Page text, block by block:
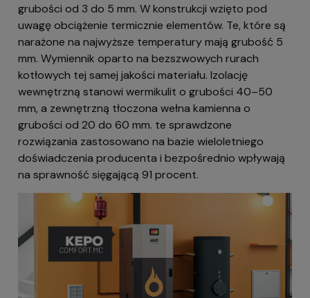
grubości od 3 do 5 mm. W konstrukcji wzięto pod
uwagę obciążenie termicznie elementów. Te, które są
narażone na najwyższe temperatury mają grubość 5
mm. Wymiennik oparto na bezszwowych rurach
kotłowych tej samej jakości materiału. Izolację
wewnętrzną stanowi wermikulit o grubości 40–50
mm, a zewnętrzną tłoczona wełna kamienna o
grubości od 20 do 60 mm. te sprawdzone
rozwiązania zastosowano na bazie wieloletniego
doświadczenia producenta i bezpośrednio wpływają
na sprawność sięgającą 91 procent.